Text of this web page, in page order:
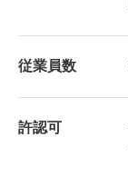
従業員数
許認可